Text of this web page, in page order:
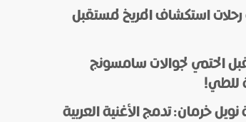
استكشاف المريخ لمستقبل
الحتمي لجوالات سامسونج
للطي!
نويل خرمان: تدمج الأغنية العربية